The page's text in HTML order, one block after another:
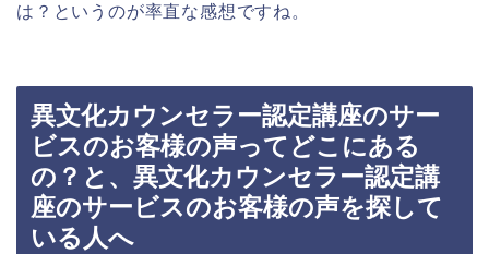
は？というのが率直な感想ですね。
異文化カウンセラー認定講座のサー
ビスのお客様の声ってどこにある
の？と、異文化カウンセラー認定講
座のサービスのお客様の声を探して
いる人へ